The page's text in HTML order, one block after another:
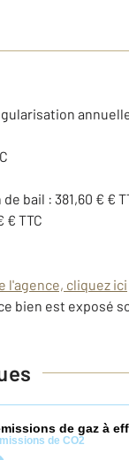
bail : 381,60 € €
€ TTC
l'agence, cliquez ici
bien est exposé
de gaz à
de CO2